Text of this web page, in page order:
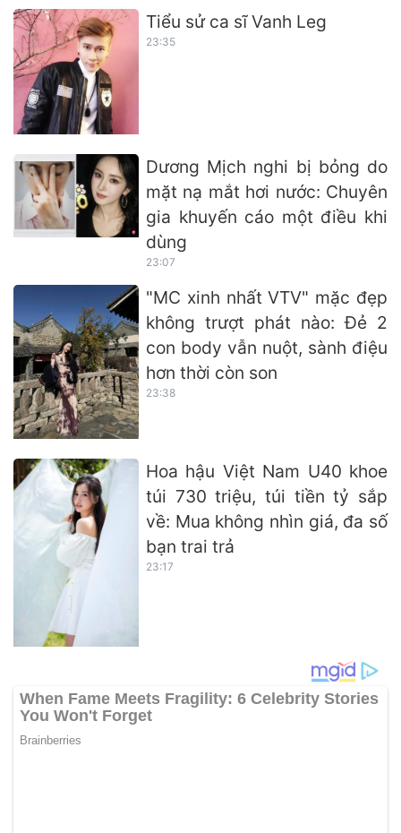
Tiểu sử ca sĩ Vanh Leg
23:35
Dương Mịch nghi bị bỏng do
mặt nạ mắt hơi nước: Chuyên
gia khuyến cáo một điều khi
dùng
23:07
"MC xinh nhất VTV" mặc đẹp
không trượt phát nào: Đẻ 2
con body vẫn nuột, sành điệu
hơn thời còn son
23:38
Hoa hậu Việt Nam U40 khoe
túi 730 triệu, túi tiền tỷ sắp
về: Mua không nhìn giá, đa số
bạn trai trả
23:17